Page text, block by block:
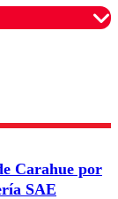
un
Carahue por
SAE